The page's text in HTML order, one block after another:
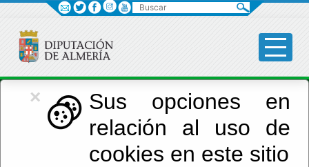
×
Sus opciones en
relación al uso de
cookies en este sitio
Economía
Menú Hacienda
Buscar